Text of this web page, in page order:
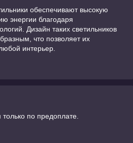
обеспечивают высокую
энергии благодаря
Дизайн таких светильников
что позволяет их
интерьер.
по предоплате.